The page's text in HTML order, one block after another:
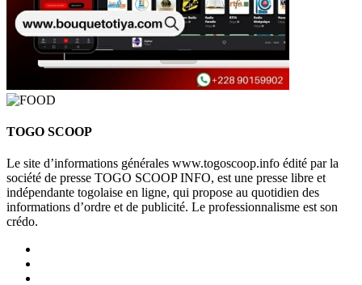
TOGO SCOOP
Le site d’informations générales www.togoscoop.info édité par la
société de presse TOGO SCOOP INFO, est une presse libre et
indépendante togolaise en ligne, qui propose au quotidien des
informations d’ordre et de publicité. Le professionnalisme est son
crédo.